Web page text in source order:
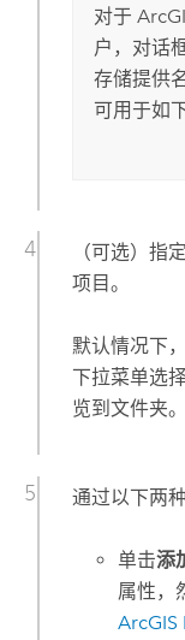
对于
户，对话
存储提供
可用于如
（可选）指
项目。
默认情况下
下拉菜单选
览到文件夹。
通过以下两
单击添
属性，
ArcGIS